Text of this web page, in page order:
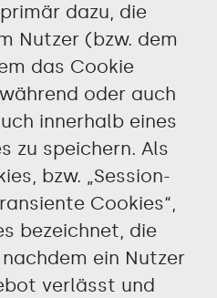
dazu, die
Nutzer (bzw. dem
das Cookie
oder auch
innerhalb eines
zu speichern. Als
bzw. „Session-
Cookies“,
bezeichnet, die
ein Nutzer
verlässt und